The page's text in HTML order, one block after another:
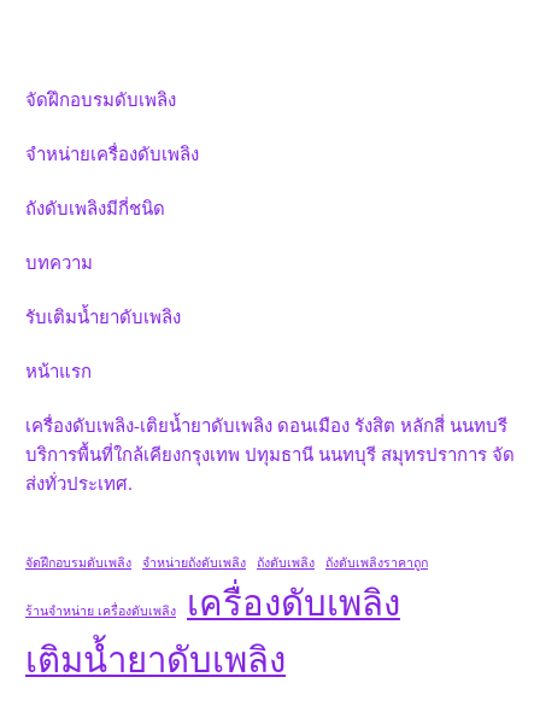
จัดฝึกอบรมดับเพลิง
จำหน่ายเครื่องดับเพลิง
ถังดับเพลิงมีกี่ชนิด
บทความ
รับเติมน้ำยาดับเพลิง
หน้าแรก
เครื่องดับเพลิง-เติยน้ำยาดับเพลิง ดอนเมือง รังสิต หลักสี่ นนทบรี
บริการพื้นที่ใกล้เคียงกรุงเทพ ปทุมธานี นนทบุรี สมุทรปราการ จัด
ส่งทั่วประเทศ.
จัดฝึกอบรมดับเพลิง จำหน่ายถังดับเพลิง ถังดับเพลิง ถังดับเพลิงราคาถูก
ร้านจำหน่าย เครื่องดับเพลิง
เครื่องดับเพลิง
เติมน้ำยาดับเพลิง